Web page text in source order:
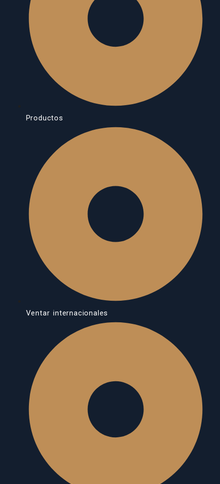
Productos
Ventar internacionales